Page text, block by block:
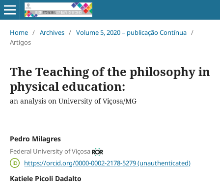
Home / Archives / Volume 5, 2020 – publicação Contínua /
Artigos
The Teaching of the philosophy in
physical education:
an analysis on University of Viçosa/MG
Pedro Milagres
Federal University of Viçosa
https://orcid.org/0000-0002-2178-5279 (unauthenticated)
Katiele Picoli Dadalto